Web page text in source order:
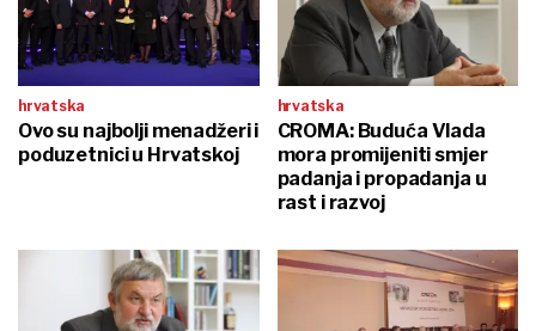
hrvatska
Ovo su najbolji menadžeri i
poduzetnici u Hrvatskoj
hrvatska
CROMA: Buduća Vlada
mora promijeniti smjer
padanja i propadanja u
rast i razvoj